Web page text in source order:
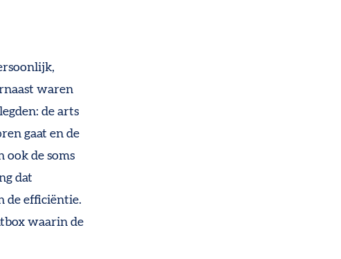
waren
de arts
gaat en de
ook de soms
dat
de efficiëntie.
waarin de